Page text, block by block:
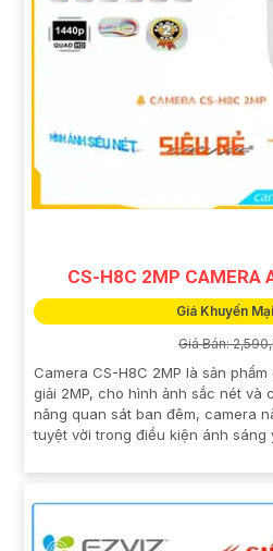
CS-H8C 2MP CAMERA
Giá Khuyến
Giá Bán:
Camera CS-H8C 2MP là sản
giải 2MP, cho hình ảnh sắc nét và
năng quan sát ban đêm, camera
tuyệt vời trong điều kiện ánh sáng